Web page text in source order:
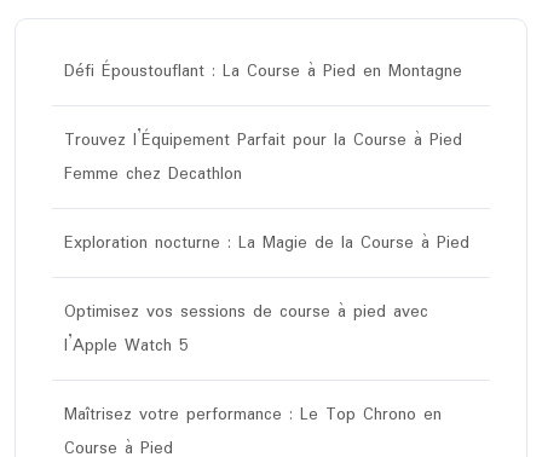
Défi Époustouflant : La Course à Pied en Montagne
Trouvez l’Équipement Parfait pour la Course à Pied
Femme chez Decathlon
Exploration nocturne : La Magie de la Course à Pied
Optimisez vos sessions de course à pied avec
l’Apple Watch 5
Maîtrisez votre performance : Le Top Chrono en
Course à Pied